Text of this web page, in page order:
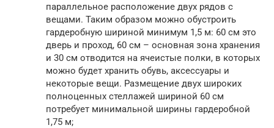
параллельное расположение двух рядов с
вещами. Таким образом можно обустроить
гардеробную шириной минимум 1,5 м: 60 см это
дверь и проход, 60 см – основная зона хранения
и 30 см отводится на ячеистые полки, в которых
можно будет хранить обувь, аксессуары и
некоторые вещи. Размещение двух широких
полноценных стеллажей шириной 60 см
потребует минимальной ширины гардеробной
1,75 м;